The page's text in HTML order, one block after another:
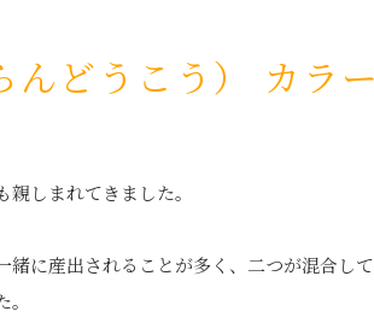
んどうこう） カラ
しまれてきました。
に産出されることが多く、二つが混合し